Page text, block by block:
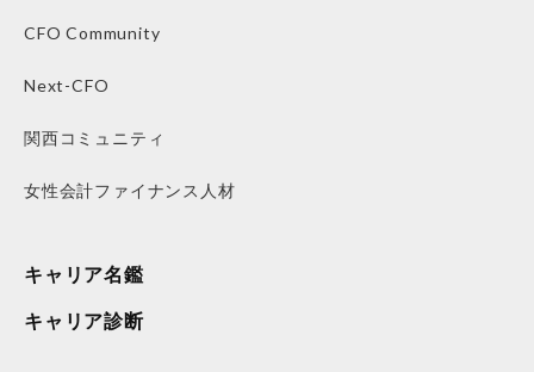
CFO Community
Next-CFO
関西コミュニティ
女性会計ファイナンス人材
キャリア名鑑
キャリア診断